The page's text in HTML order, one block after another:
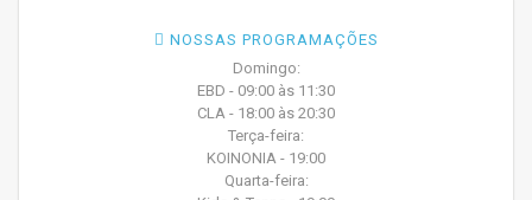
NOSSAS PROGRAMAÇÕES
Domingo:
EBD - 09:00 às 11:30
CLA - 18:00 às 20:30
Terça-feira:
KOINONIA - 19:00
Quarta-feira: